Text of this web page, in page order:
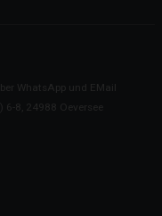
WhatsApp und EMail
8, 24988 Oeversee